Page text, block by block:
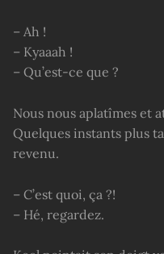
– Ah !
– Kyaaah !
– Qu’est-ce que ?
Nous nous aplatîmes et
Quelques instants plus
revenu.
– C’est quoi, ça ?!
– Hé, regardez.